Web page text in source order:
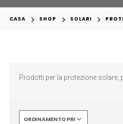
CASA SHOP SOLARI
Prodotti per la protezione solare,